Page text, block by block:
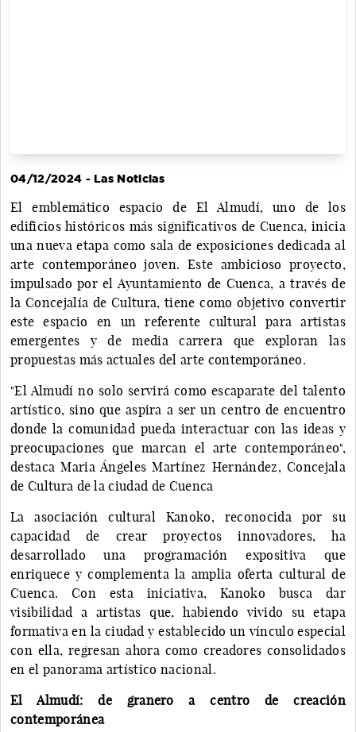
04/12/2024 - Las Noticias
El emblemático espacio de El Almudí, uno de los
edificios históricos más significativos de Cuenca, inicia
una nueva etapa como sala de exposiciones dedicada al
arte contemporáneo joven. Este ambicioso proyecto,
impulsado por el Ayuntamiento de Cuenca, a través de
la Concejalía de Cultura, tiene como objetivo convertir
este espacio en un referente cultural para artistas
emergentes y de media carrera que exploran las
propuestas más actuales del arte contemporáneo.
"El Almudí no solo servirá como escaparate del talento
artístico, sino que aspira a ser un centro de encuentro
donde la comunidad pueda interactuar con las ideas y
preocupaciones que marcan el arte contemporáneo",
destaca Maria Ángeles Martínez Hernández, Concejala
de Cultura de la ciudad de Cuenca
La asociación cultural Kanoko, reconocida por su
capacidad de crear proyectos innovadores, ha
desarrollado una programación expositiva que
enriquece y complementa la amplia oferta cultural de
Cuenca. Con esta iniciativa, Kanoko busca dar
visibilidad a artistas que, habiendo vivido su etapa
formativa en la ciudad y establecido un vínculo especial
con ella, regresan ahora como creadores consolidados
en el panorama artístico nacional.
El Almudí: de granero a centro de creación
contemporánea